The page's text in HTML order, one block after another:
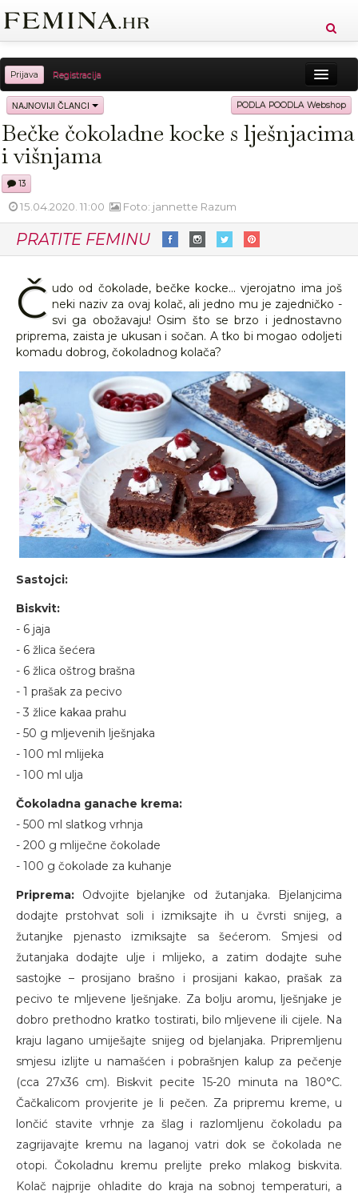
Prijava Registracija
Sreća Zdravlje Vitkost
Moda Ljubav Relax Putovanja Recepti
NAJNOVIJI ČLANCI PODLA POODLA Webshop
Bečke čokoladne kocke s lješnjacima
i višnjama
13
15.04.2020. 11:00 Foto: jannette Razum
PRATITE FEMINU
Č udo od čokolade, bečke kocke... vjerojatno ima još
neki naziv za ovaj kolač, ali jedno mu je zajedničko -
svi ga obožavaju! Osim što se brzo i jednostavno
priprema, zaista je ukusan i sočan. A tko bi mogao odoljeti
komadu dobrog, čokoladnog kolača?
Sastojci:
Biskvit:
- 6 jaja
- 6 žlica šećera
- 6 žlica oštrog brašna
- 1 prašak za pecivo
- 3 žlice kakaa prahu
- 50 g mljevenih lješnjaka
- 100 ml mlijeka
- 100 ml ulja
Čokoladna ganache krema:
- 500 ml slatkog vrhnja
- 200 g mliječne čokolade
- 100 g čokolade za kuhanje
Priprema: Odvojite bjelanjke od žutanjaka. Bjelanjcima
dodajte prstohvat soli i izmiksajte ih u čvrsti snijeg, a
žutanjke pjenasto izmiksajte sa šećerom. Smjesi od
žutanjaka dodajte ulje i mlijeko, a zatim dodajte suhe
sastojke – prosijano brašno i prosijani kakao, prašak za
pecivo te mljevene lješnjake. Za bolju aromu, lješnjake je
dobro prethodno kratko tostirati, bilo mljevene ili cijele. Na
kraju lagano umiješajte snijeg od bjelanjaka. Pripremljenu
smjesu izlijte u namašćen i pobrašnjen kalup za pečenje
(cca 27x36 cm). Biskvit pecite 15-20 minuta na 180°C.
Čačkalicom provjerite je li pečen. Za pripremu kreme, u
lončić stavite vrhnje za šlag i razlomljenu čokoladu pa
zagrijavajte kremu na laganoj vatri dok se čokolada ne
otopi. Čokoladnu kremu prelijte preko mlakog biskvita.
Kolač najprije ohladite do kraja na sobnoj temperaturi, a